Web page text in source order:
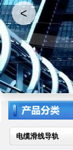
<
电缆滑线导轨